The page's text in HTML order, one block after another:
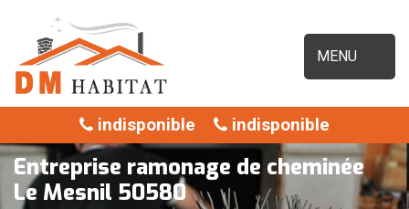
MENU
indisponible indisponible
Entreprise ramonage de cheminée
Le Mesnil 50580